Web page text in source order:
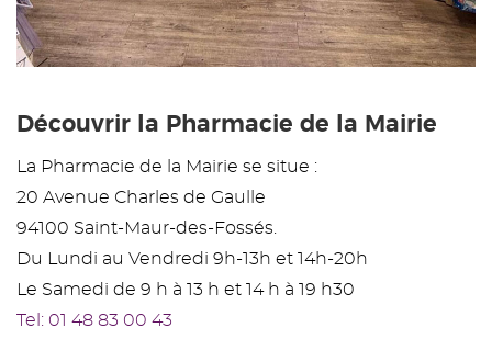
Découvrir la Pharmacie de la Mairie
La Pharmacie de la Mairie se situe :
20 Avenue Charles de Gaulle
94100 Saint-Maur-des-Fossés.
Du Lundi au Vendredi 9h-13h et 14h-20h
Le Samedi de 9 h à 13 h et 14 h à 19 h30
Tel: 01 48 83 00 43